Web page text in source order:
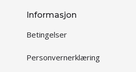
Informasjon
Betingelser
Personvernerklæring